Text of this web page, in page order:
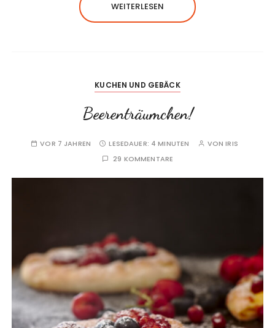
WEITERLESEN
KUCHEN UND GEBÄCK
Beerenträumchen!
VOR 7 JAHREN LESEDAUER: 4 MINUTEN VONIRIS
29 KOMMENTARE